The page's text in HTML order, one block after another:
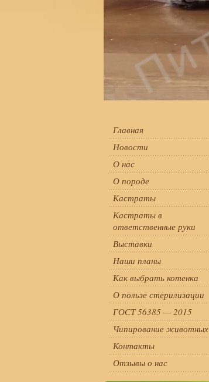
Главная
Новости
О нас
О породе
Кастраты
Кастраты в
ответственные руки
Выставки
Наши планы
Как выбрать котенка
О пользе стерилизации
ГОСТ 56385 — 2015
Чипирование животных
Контакты
Отзывы о нас